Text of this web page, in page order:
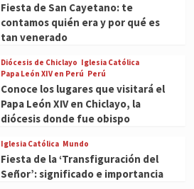
Fiesta de San Cayetano: te
contamos quién era y por qué es
tan venerado
Diócesis de Chiclayo Iglesia Católica
Papa León XIV en Perú Perú
Conoce los lugares que visitará el
Papa León XIV en Chiclayo, la
diócesis donde fue obispo
Iglesia Católica Mundo
Fiesta de la ‘Transfiguración del
Señor’: significado e importancia